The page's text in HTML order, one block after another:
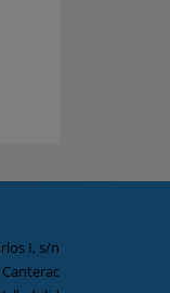
I, s/n